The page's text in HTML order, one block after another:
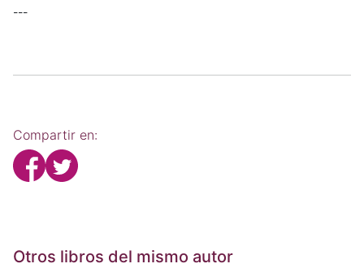
---
Compartir en:
Otros libros del mismo autor